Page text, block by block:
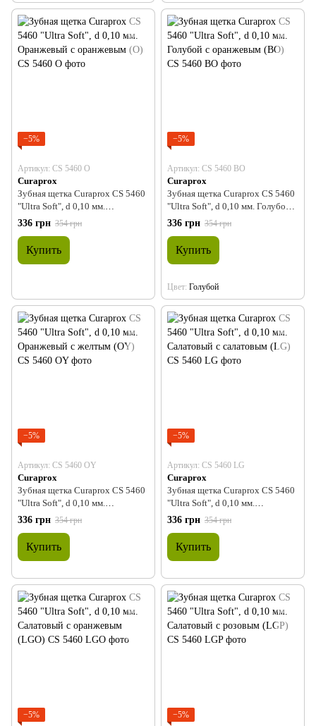
−5%
Артикул: CS 5460 O
Curaprox
Зубная щетка Curaprox CS 5460
"Ultra Soft", d 0,10 мм.
Оранжевый с оранжевым (O)
336 грн 354 грн
Купить
−5%
Артикул: CS 5460 BO
Curaprox
Зубная щетка Curaprox CS 5460
"Ultra Soft", d 0,10 мм. Голубой с
оранжевым (BO)
336 грн 354 грн
Купить
Цвет Голубой
−5%
Артикул: CS 5460 OY
Curaprox
Зубная щетка Curaprox CS 5460
"Ultra Soft", d 0,10 мм.
Оранжевый с желтым (OY)
336 грн 354 грн
Купить
−5%
Артикул: CS 5460 LG
Curaprox
Зубная щетка Curaprox CS 5460
"Ultra Soft", d 0,10 мм.
Салатовый с салатовым (LG)
336 грн 354 грн
Купить
−5% −5%